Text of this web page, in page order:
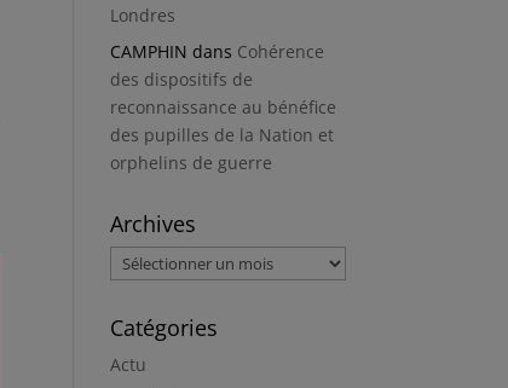
Londres
CAMPHIN dans Cohérence
des dispositifs de
reconnaissance au bénéfice
des pupilles de la Nation et
orphelins de guerre
Archives
Archives
Catégories
Actu